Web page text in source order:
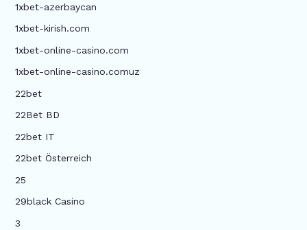
1xbet-azerbaycan
1xbet-kirish.com
1xbet-online-casino.com
1xbet-online-casino.comuz
22bet
22Bet BD
22bet IT
22bet Österreich
25
29black Casino
3